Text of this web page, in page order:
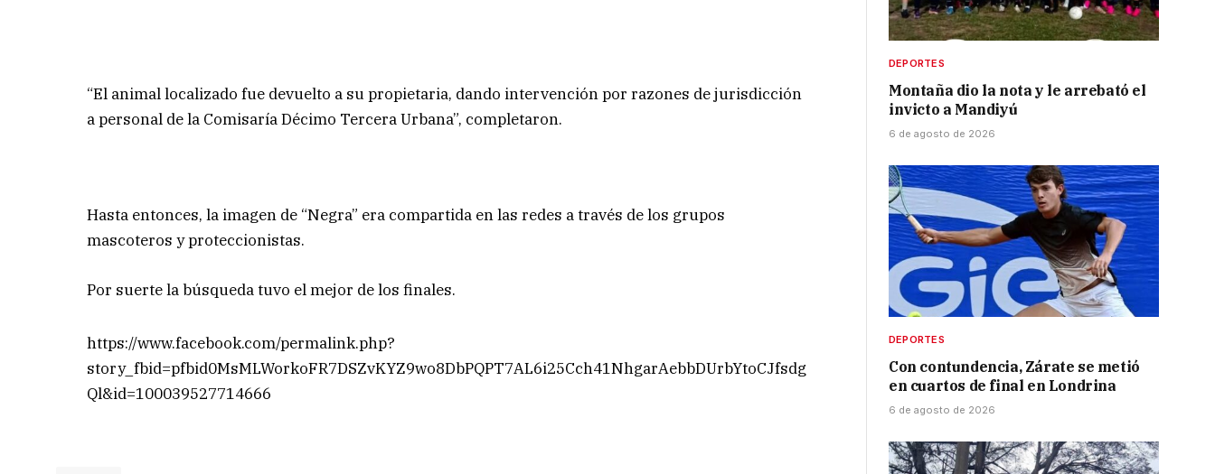
“El animal localizado fue devuelto a su propietaria, dando intervención por razones de jurisdicción
a personal de la Comisaría Décimo Tercera Urbana”, completaron.
Hasta entonces, la imagen de “Negra” era compartida en las redes a través de los grupos
mascoteros y proteccionistas.
Por suerte la búsqueda tuvo el mejor de los finales.
https://www.facebook.com/permalink.php?
story_fbid=pfbid0MsMLWorkoFR7DSZvKYZ9wo8DbPQPT7AL6i25Cch41NhgarAebbDUrbYtoCJfsdg
Ql&id=100039527714666
DEPORTES
Montaña dio la nota y le arrebató el
invicto a Mandiyú
6 de agosto de 2026
DEPORTES
Con contundencia, Zárate se metió
en cuartos de final en Londrina
6 de agosto de 2026